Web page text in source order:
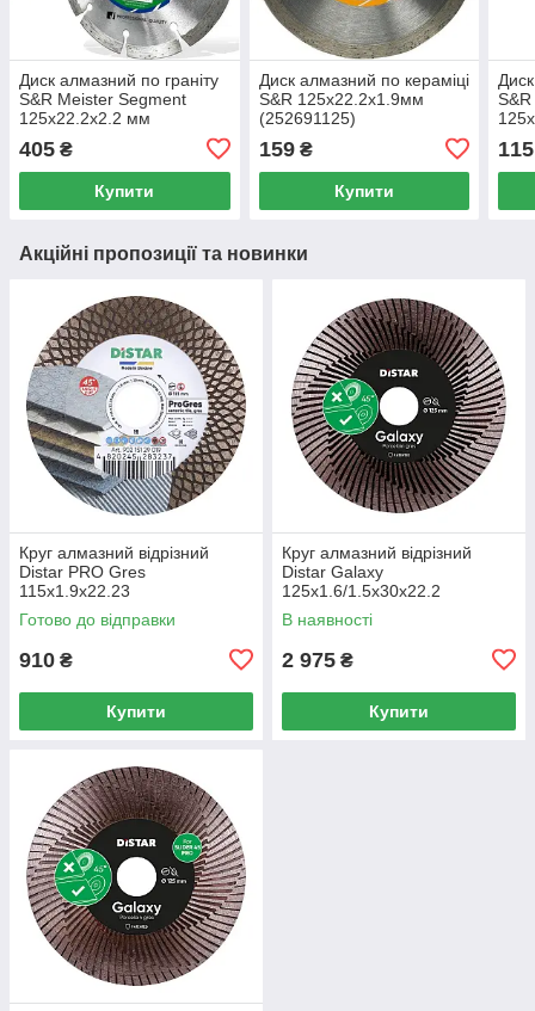
Диск алмазний по граніту
S&R Meister Segment
125x22.2x2.2 мм
405 ₴
Купити
Диск алмазний по кераміці
S&R 125x22.2x1.9мм
(252691125)
159₴
Купити
115
Акційні пропозиції та новинки
Круг алмазний вiдрiзний
Distar PRO Gres
115x1.9x22.23
Готово до відправки
910 ₴
Купити
Круг алмазний вiдрiзний
Distar Galaxy
125x1.6/1.5x30x22.2
В наявності
2 975 ₴
Купити